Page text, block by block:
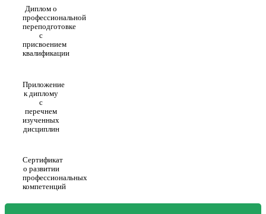
Диплом о
профессиональной
переподготовке
с
присвоением
квалификации
Приложение
к диплому
с
перечнем
изученных
дисциплин
Сертификат
о развитии
профессиональных
компетенций